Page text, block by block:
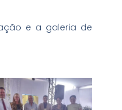
e a galeria de